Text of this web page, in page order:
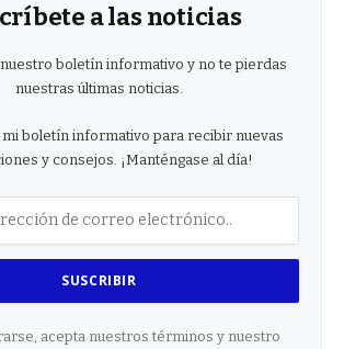
a las noticias
boletín informativo y no te pierdas
nuestras últimas noticias.
boletín informativo para recibir nuevas
y consejos. ¡Manténgase al día!
acepta nuestros términos y nuestro